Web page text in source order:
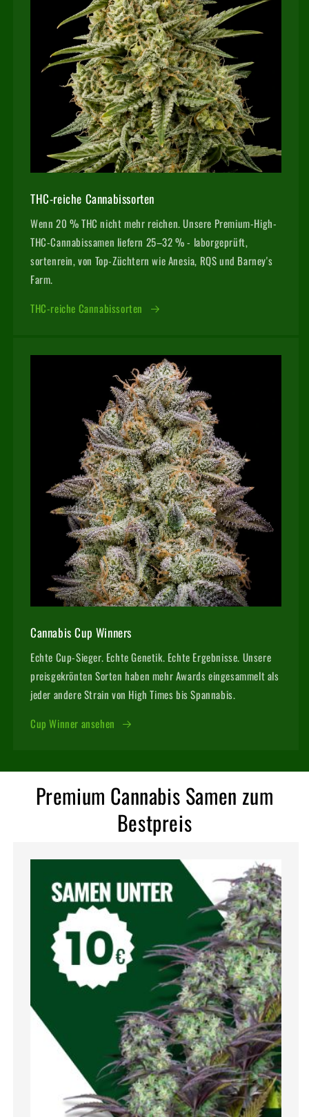
THC-reiche Cannabissorten
Wenn 20 % THC nicht mehr reichen. Unsere Premium-High-
THC-Cannabissamen liefern 25–32 % - laborgeprüft,
sortenrein, von Top-Züchtern wie Anesia, RQS und Barney's
Farm.
THC-reiche Cannabissorten
Cannabis Cup Winners
Echte Cup-Sieger. Echte Genetik. Echte Ergebnisse. Unsere
preisgekrönten Sorten haben mehr Awards eingesammelt als
jeder andere Strain von High Times bis Spannabis.
Cup Winner ansehen
Premium Cannabis Samen zum
Bestpreis
Voraussetzungen und alle wichtigen Bedingungen unserer
Preisgarantie.
Details zur MySeeds Preisgarantie ansehen